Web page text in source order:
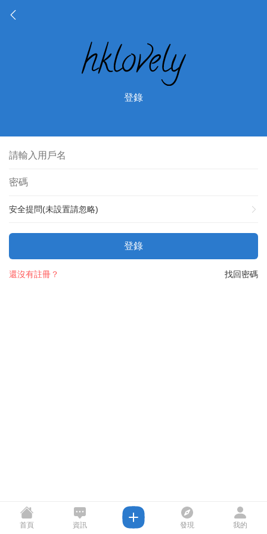
登錄
安全提問(未設置請忽略)
登錄
找回密碼
還沒有註冊？
首頁 資訊 發現 我的